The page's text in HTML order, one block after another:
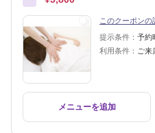
このクーポンの
提示条件： 予約
利用条件： ご来
メニューを追加